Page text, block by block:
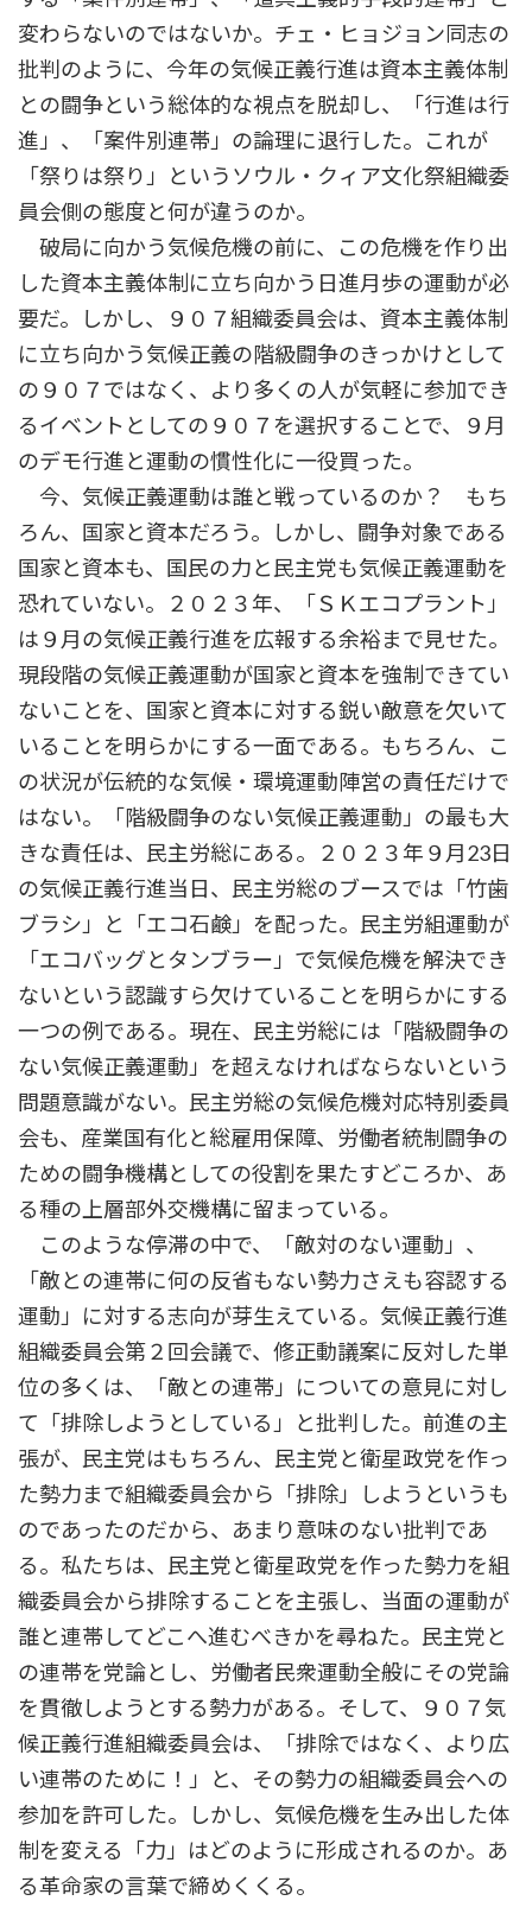
変わらないのではないか。チェ・ヒョジョン同志の
批判のように、今年の気候正義行進は資本主義体制
との闘争という総体的な視点を脱却し、「行進は行
進」、「案件別連帯」の論理に退行した。これが
「祭りは祭り」というソウル・クィア文化祭組織委
員会側の態度と何が違うのか。
破局に向かう気候危機の前に、この危機を作り出
した資本主義体制に立ち向かう日進月歩の運動が必
要だ。しかし、９０７組織委員会は、資本主義体制
に立ち向かう気候正義の階級闘争のきっかけとして
の９０７ではなく、より多くの人が気軽に参加でき
るイベントとしての９０７を選択することで、９月
のデモ行進と運動の慣性化に一役買った。
今、気候正義運動は誰と戦っているのか？ もち
ろん、国家と資本だろう。しかし、闘争対象である
国家と資本も、国民の力と民主党も気候正義運動を
恐れていない。２０２３年、「ＳＫエコプラント」
は９月の気候正義行進を広報する余裕まで見せた。
現段階の気候正義運動が国家と資本を強制できてい
ないことを、国家と資本に対する鋭い敵意を欠いて
いることを明らかにする一面である。もちろん、こ
の状況が伝統的な気候・環境運動陣営の責任だけで
はない。「階級闘争のない気候正義運動」の最も大
きな責任は、民主労総にある。２０２３年９月23日
の気候正義行進当日、民主労総のブースでは「竹歯
ブラシ」と「エコ石鹸」を配った。民主労組運動が
「エコバッグとタンブラー」で気候危機を解決でき
ないという認識すら欠けていることを明らかにする
一つの例である。現在、民主労総には「階級闘争の
ない気候正義運動」を超えなければならないという
問題意識がない。民主労総の気候危機対応特別委員
会も、産業国有化と総雇用保障、労働者統制闘争の
ための闘争機構としての役割を果たすどころか、あ
る種の上層部外交機構に留まっている。
このような停滞の中で、「敵対のない運動」、
「敵との連帯に何の反省もない勢力さえも容認する
運動」に対する志向が芽生えている。気候正義行進
組織委員会第２回会議で、修正動議案に反対した単
位の多くは、「敵との連帯」についての意見に対し
て「排除しようとしている」と批判した。前進の主
張が、民主党はもちろん、民主党と衛星政党を作っ
た勢力まで組織委員会から「排除」しようというも
のであったのだから、あまり意味のない批判であ
る。私たちは、民主党と衛星政党を作った勢力を組
織委員会から排除することを主張し、当面の運動が
誰と連帯してどこへ進むべきかを尋ねた。民主党と
の連帯を党論とし、労働者民衆運動全般にその党論
を貫徹しようとする勢力がある。そして、９０７気
候正義行進組織委員会は、「排除ではなく、より広
い連帯のために！」と、その勢力の組織委員会への
参加を許可した。しかし、気候危機を生み出した体
制を変える「力」はどのように形成されるのか。あ
る革命家の言葉で締めくくる。